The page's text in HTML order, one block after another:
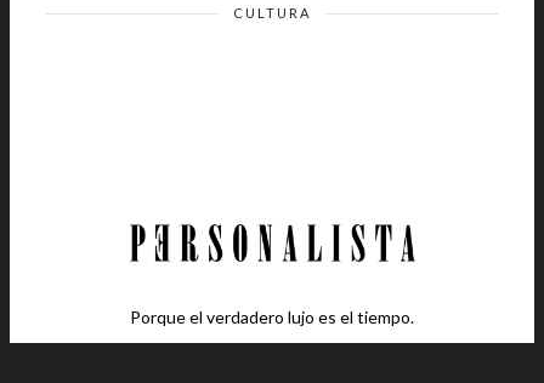
CULTURA
Porque el verdadero lujo es el tiempo.